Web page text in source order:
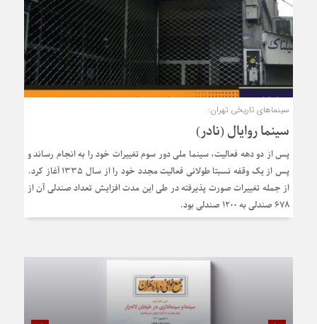
سینماهای تاریخی تهران:
سینما روایال (نادر)
پس از دو دهه فعالیت، سینما ملی دور سوم تغییرات خود را به انجام رساند و
پس از یک وقفه نسبتا طولانی فعالیت مجدد خود را از سال ۱۳۳۵ آغاز کرد.
از جمله تغییرات صورت پذیرفته در طی این مدت افزایش تعداد صندلی آن از
۶۷۸ صندلی به ۱۲۰۰ صندلی بود.